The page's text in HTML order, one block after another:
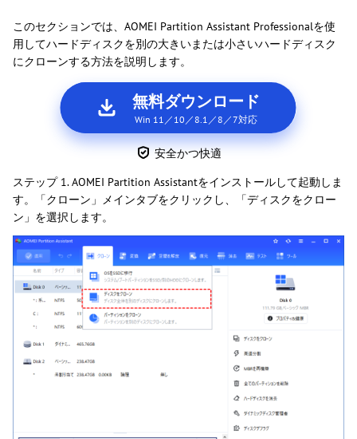
このセクションでは、AOMEI Partition Assistant Professionalを使
用してハードディスクを別の大きいまたは小さいハードディスク
にクローンする方法を説明します。
無料ダウンロード
Win 11／10／8.1／8／7対応
安全かつ快適
ステップ 1. AOMEI Partition Assistantをインストールして起動しま
す。「クローン」メインタブをクリックし、「ディスクをクロー
ン」を選択します。